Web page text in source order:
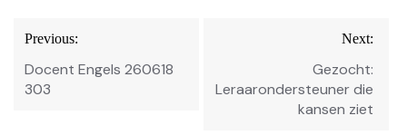
Bericht
navigatie
Previous:
Docent Engels 260618
303
Next:
Gezocht:
Leraarondersteuner die
kansen ziet